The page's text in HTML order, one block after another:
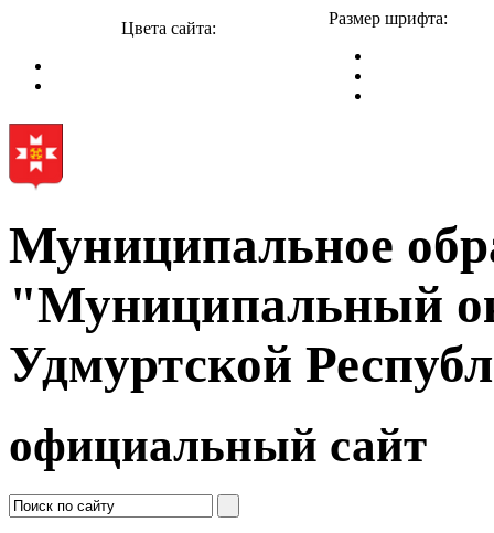
Цвета сайта:
Размер шрифта:
Муниципальное
"Муниципальный
Удмуртской
официальный сайт